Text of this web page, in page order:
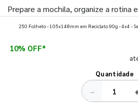
Prepare a mochila, organize a rotina
que fazem toda diferença para
250 Folheto - 105x148mm em Reciclato 90g - 4x4 -
10% OFF*
Quantidade
−